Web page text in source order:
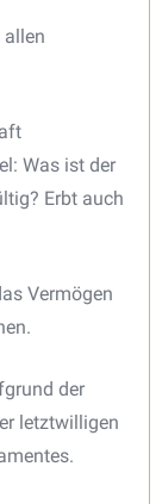
allen
Was ist der
Erbt auch
Vermögen
der
letztwilligen